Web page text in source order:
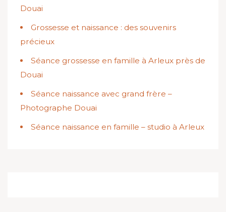
Douai
Grossesse et naissance : des souvenirs
précieux
Séance grossesse en famille à Arleux près de
Douai
Séance naissance avec grand frère –
Photographe Douai
Séance naissance en famille – studio à Arleux